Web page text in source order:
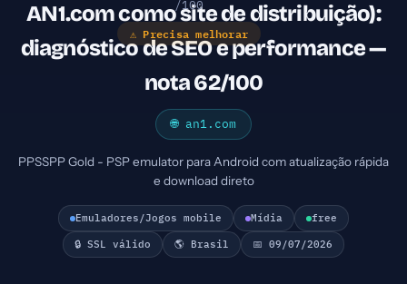
/100
⚠ Precisa melhorar
AN1.com como site de distribuição):
diagnóstico de SEO e performance —
nota 62/100
🌐 an1.com
PPSSPP Gold - PSP emulator para Android com atualização rápida
e download direto
Emuladores/Jogos mobile Mídia free
🔒 SSL válido 🌎 Brasil 📅 09/07/2026